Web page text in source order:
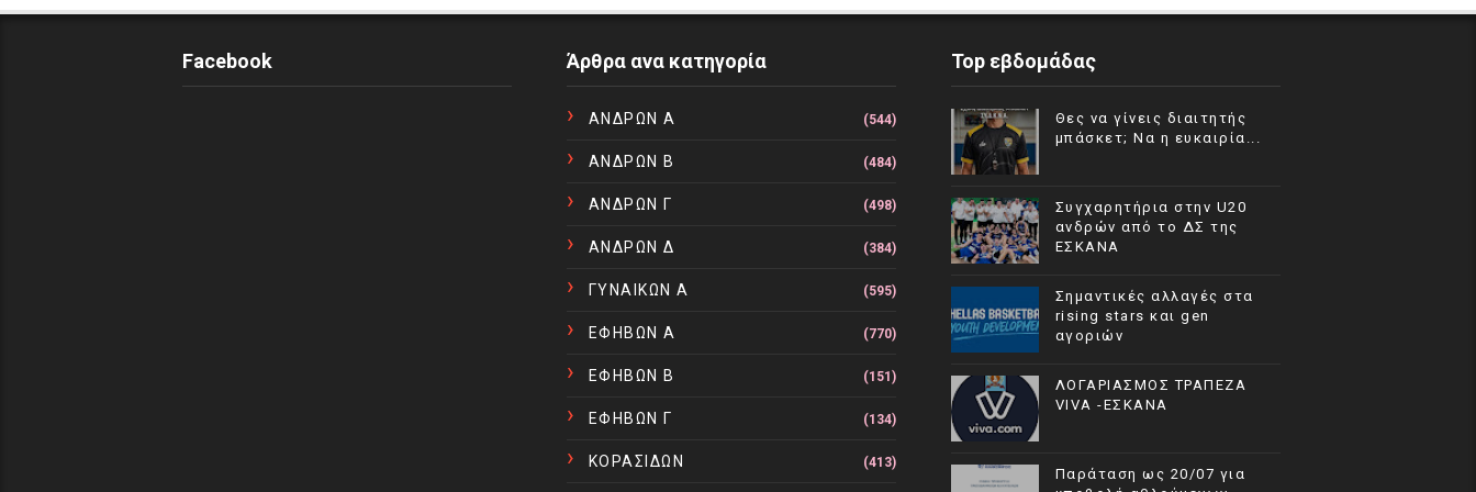
Facebook Άρθρα ανα κατηγορία
ΑΝΔΡΩΝ Α (544)
ΑΝΔΡΩΝ Β (484)
ΑΝΔΡΩΝ Γ (498)
ΑΝΔΡΩΝ Δ (384)
ΓΥΝΑΙΚΩΝ Α (595)
ΕΦΗΒΩΝ Α (770)
ΕΦΗΒΩΝ Β (151)
ΕΦΗΒΩΝ Γ (134)
ΚΟΡΑΣΙΔΩΝ (413)
Top εβδομάδας
Θες να γίνεις διαιτητής
μπάσκετ; Να η ευκαιρία...
Συγχαρητήρια στην U20
ανδρών από το ΔΣ της
ΕΣΚΑΝΑ
Σημαντικές αλλαγές στα
rising stars και gen
αγοριών
ΛΟΓΑΡΙΑΣΜΟΣ ΤΡΑΠΕΖΑ
VIVA -ΕΣΚΑΝΑ
Παράταση ως 20/07 για